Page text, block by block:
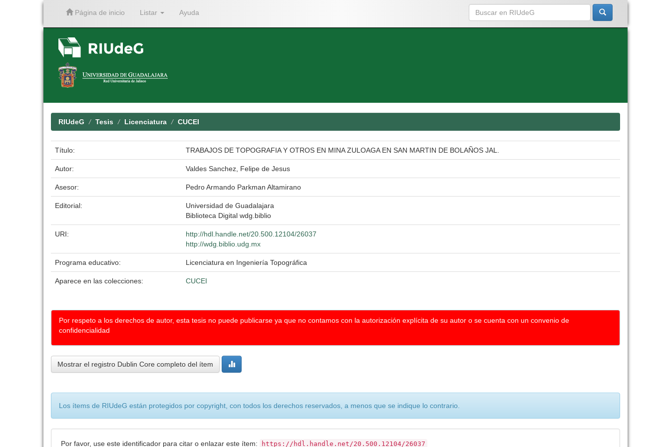
Página de inicio Listar Ayuda
RIUdeG Tesis Licenciatura CUCEI
Título: TRABAJOS DE TOPOGRAFIA Y OTROS EN MINA ZULOAGA EN SAN MARTIN DE BOLAÑOS JAL.
Autor: Valdes Sanchez, Felipe de Jesus
Asesor: Pedro Armando Parkman Altamirano
Editorial:
Universidad de Guadalajara
Biblioteca Digital wdg.biblio
URI:
http://hdl.handle.net/20.500.12104/26037
http://wdg.biblio.udg.mx
Programa educativo: Licenciatura en Ingeniería Topográfica
Aparece en las colecciones: CUCEI
Por respeto a los derechos de autor, esta tesis no puede publicarse ya que no contamos con la autorización explícita de su autor o se cuenta con un convenio de
confidencialidad
Mostrar el registro Dublin Core completo del ítem
Los ítems de RIUdeG están protegidos por copyright, con todos los derechos reservados, a menos que se indique lo contrario.
Por favor, use este identificador para citar o enlazar este ítem: https://hdl.handle.net/20.500.12104/26037